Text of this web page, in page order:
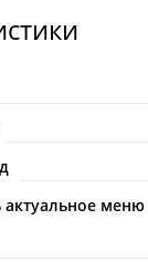
актуальное меню